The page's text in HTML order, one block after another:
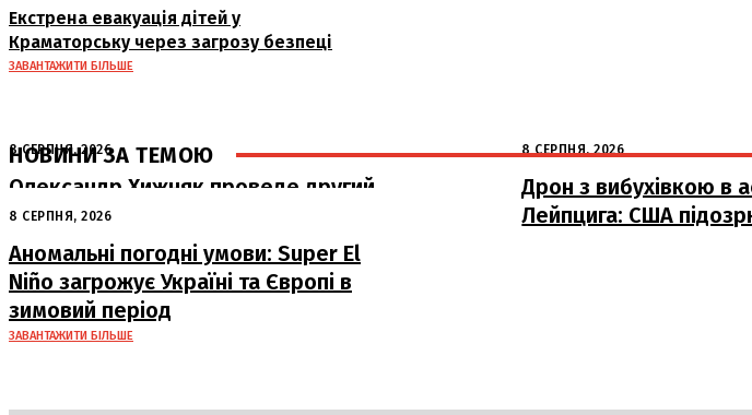
Екстрена евакуація дітей у
Краматорську через загрозу безпеці
ЗАВАНТАЖИТИ БІЛЬШЕ
НОВИНИ ЗА ТЕМОЮ
8 СЕРПНЯ, 2026
Олександр Хижняк проведе другий
бій на професійному рингу 22 серпня
у Львові
8 СЕРПНЯ, 2026
Дрон з вибухівкою в
Лейпцига: США
8 СЕРПНЯ, 2026
Аномальні погодні умови: Super El
Niño загрожує Україні та Європі в
зимовий період
ЗАВАНТАЖИТИ БІЛЬШЕ